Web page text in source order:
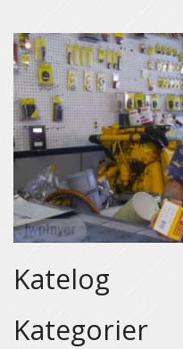
Katelog
Kategorier